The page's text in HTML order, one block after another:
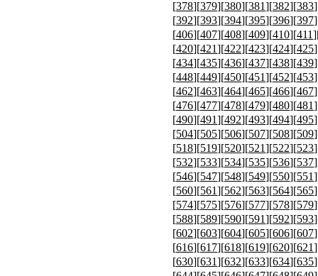
[378][379][380][381][382][383
[392][393][394][395][396][397
[406][407][408][409][410][411
[420][421][422][423][424][425
[434][435][436][437][438][439
[448][449][450][451][452][453
[462][463][464][465][466][467
[476][477][478][479][480][481
[490][491][492][493][494][495
[504][505][506][507][508][509
[518][519][520][521][522][523
[532][533][534][535][536][537
[546][547][548][549][550][551
[560][561][562][563][564][565
[574][575][576][577][578][579
[588][589][590][591][592][593
[602][603][604][605][606][607
[616][617][618][619][620][621
[630][631][632][633][634][635